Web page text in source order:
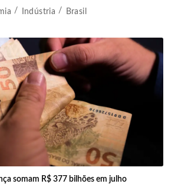
Indústria Brasil
somam R$ 377 bilhões em julho